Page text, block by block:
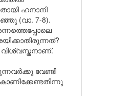
ഹനാനി
(വാ. 7-8).
വേണ്ടി